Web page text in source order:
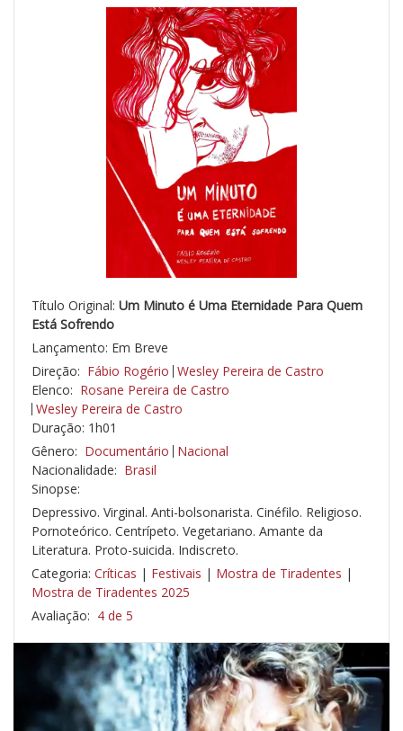
Título Original: Um Minuto é Uma Eternidade Para Quem
Está Sofrendo
Lançamento: Em Breve
Direção: Fábio Rogério Wesley Pereira de Castro
Elenco: Rosane Pereira de Castro
Wesley Pereira de Castro
Duração: 1h01
Gênero: Documentário Nacional
Nacionalidade: Brasil
Sinopse:
Depressivo. Virginal. Anti-bolsonarista. Cinéfilo. Religioso.
Pornoteórico. Centrípeto. Vegetariano. Amante da
Literatura. Proto-suicida. Indiscreto.
Categoria: Críticas | Festivais | Mostra de Tiradentes |
Mostra de Tiradentes 2025
Avaliação: 4 de 5